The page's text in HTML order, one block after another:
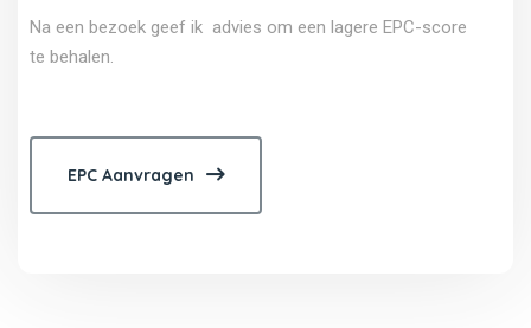
Na een bezoek geef ik advies om een lagere EPC-score
te behalen.
EPC Aanvragen